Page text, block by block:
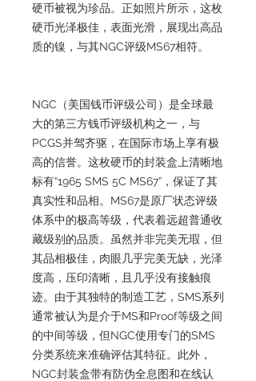
硬币被视为珍品。正如照片所示，这枚
硬币光泽极佳，表面光滑，展现出高品
质的镍，与其NGC评级MS67相符。
NGC（美国钱币评级公司）是全球最
大的第三方钱币评级机构之一，与
PCGS并驾齐驱，在国际市场上享有极
高的信誉。这枚硬币的封装盒上清晰地
标有“1965 SMS 5C MS67”，保证了其
真实性和品相。MS67是原厂状态评级
体系中的极高等级，代表着远超普通收
藏级别的品质。虽然并非完美无瑕，但
其品相极佳，肉眼几乎完美无缺，光泽
度高，压印清晰，且几乎没有接触痕
迹。由于其独特的制造工艺，SMS系列
通常被认为是介于MS和Proof等级之间
的中间等级，但NGC使用专门的SMS
分类系统来准确评估其特征。此外，
NGC封装盒带有防伪全息图和在线认